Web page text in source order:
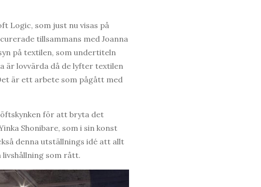
Logic, som just nu visas på
tillsammans med Joanna
på textilen, som undertiteln
är lovvärda då de lyfter textilen
är ett arbete som pågått med
för att bryta det
Shonibare, som i sin konst
denna utställnings idé att allt
livshållning som rått.